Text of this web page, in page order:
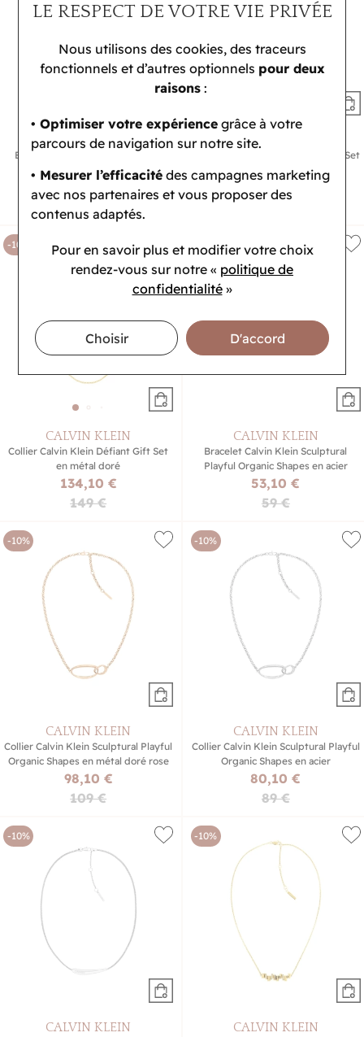
LE RESPECT DE VOTRE VIE PRIVÉE
Nous utilisons des cookies, des traceurs
fonctionnels et d’autres optionnels pour deux
raisons:
• Optimiser votre expérience grâce à votre
parcours de navigation sur notre site.
• Mesurer l’efficacité des campagnes marketing
avec nos partenaires et vous proposer des
contenus adaptés.
Pour en savoir plus et modifier votre choix
rendez-vous sur notre « politique de
confidentialité»
Choisir D'accord
CALVIN KLEIN
Bague Calvin Klein Sculptural en
acier
71,10 €
79 €
CALVIN KLEIN
Bracelet Calvin Klein Défiant Gift Set
en métal doré
107,10 €
-10%
CALVIN KLEIN
Collier Calvin Klein Défiant Gift Set
en métal doré
134,10 €
149 €
-10%
CALVIN KLEIN
Bracelet Calvin Klein Sculptural
Playful Organic Shapes en acier
53,10 €
59 €
-10%
CALVIN KLEIN
Collier Calvin Klein Sculptural Playful
Organic Shapes en métal doré rose
98,10 €
109 €
-10%
CALVIN KLEIN
Collier Calvin Klein Sculptural Playful
Organic Shapes en acier
80,10 €
89 €
-10%
CALVIN KLEIN
-10%
CALVIN KLEIN